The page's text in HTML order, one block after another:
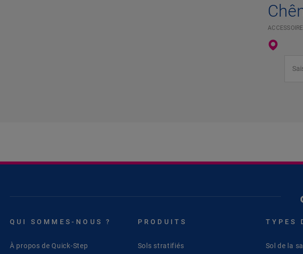
QUI SOMMES-NOUS ?
À propos de Quick-Step
PRODUITS
Sols stratifiés
TYPES
Sol de la